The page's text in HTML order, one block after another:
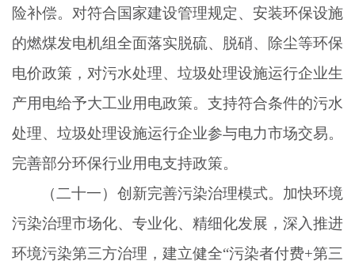
险补偿。对符合国家建设管理规定、安装环保设施
的燃煤发电机组全面落实脱硫、脱硝、除尘等环保
电价政策，对污水处理、垃圾处理设施运行企业生
产用电给予大工业用电政策。支持符合条件的污水
处理、垃圾处理设施运行企业参与电力市场交易。
完善部分环保行业用电支持政策。
（二十一）创新完善污染治理模式。加快环境
污染治理市场化、专业化、精细化发展，深入推进
环境污染第三方治理，建立健全“污染者付费+第三